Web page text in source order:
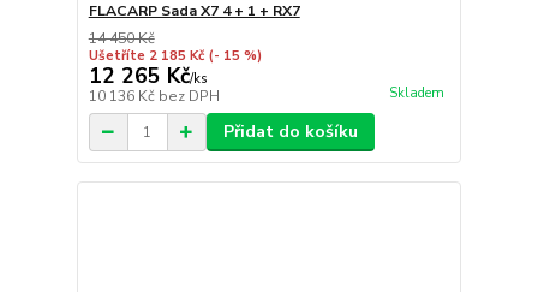
FLACARP Sada X7 4 + 1 + RX7
14 450 Kč
Ušetříte 2 185 Kč (- 15 %)
12 265 Kč/ks
10 136 Kč bez DPH Skladem
Přidat do košíku